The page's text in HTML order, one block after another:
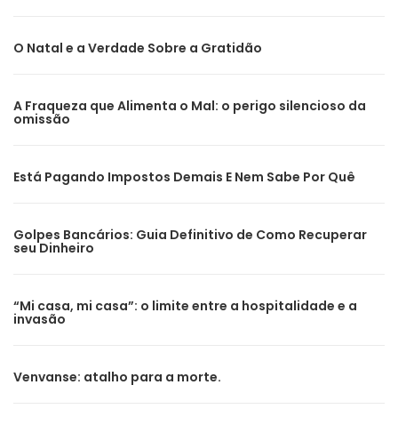
O Natal e a Verdade Sobre a Gratidão
A Fraqueza que Alimenta o Mal: o perigo silencioso da
omissão
Está Pagando Impostos Demais E Nem Sabe Por Quê
Golpes Bancários: Guia Definitivo de Como Recuperar
seu Dinheiro
“Mi casa, mi casa”: o limite entre a hospitalidade e a
invasão
Venvanse: atalho para a morte.